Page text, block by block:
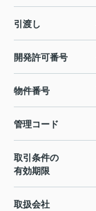
引渡し
開発許可番号
物件番号
管理コード
取引条件の
有効期限
取扱会社